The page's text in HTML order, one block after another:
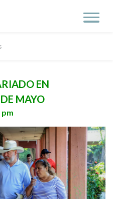
EN
MAYO
pm